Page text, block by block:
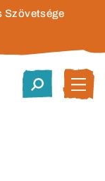
Szövetsége